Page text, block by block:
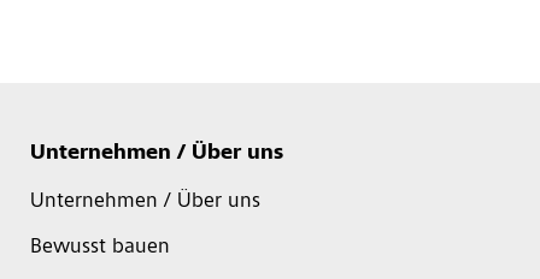
Unternehmen / Über uns
Unternehmen / Über uns
Bewusst bauen